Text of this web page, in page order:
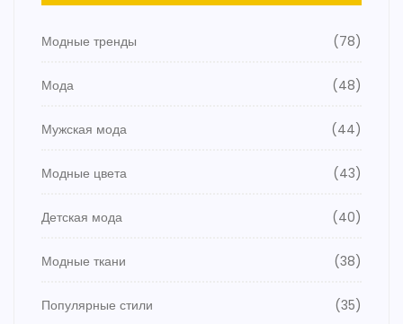
Модные тренды (78)
Мода (48)
Мужская мода (44)
Модные цвета (43)
Детская мода (40)
Модные ткани (38)
Популярные стили (35)